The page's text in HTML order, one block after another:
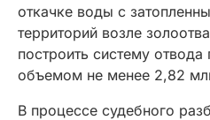
откачке воды с
территорий возле
построить систему
объемом не менее 2,82
В процессе судебного